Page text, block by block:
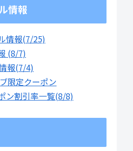
GPU
680M —
情報
情報(7/25)
(8/7)
報(7/4)
限定クーポン
ン割引率一覧(8/8)